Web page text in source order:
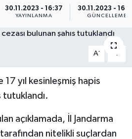
30.11.2023 - 16:37
YAYINLANMA
30.11.2023 -
GÜNCELLEME
A- A
17 yıl kesinleşmiş hapis
tutuklandı.
açıklamada, İl Jandarma
nitelikli suçlardan